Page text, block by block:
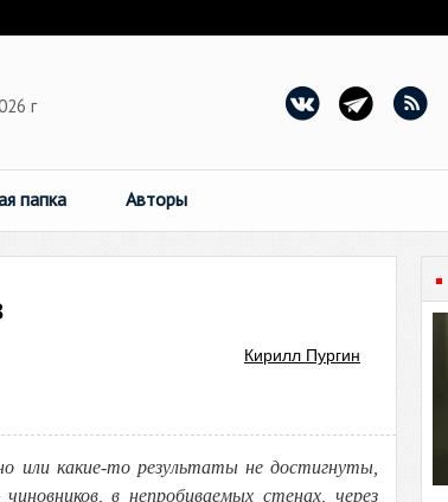
г
папка Авторы
Кирилл Пургин
или какие-то результаты не достигнуты,
в непробиваемых стенах, через